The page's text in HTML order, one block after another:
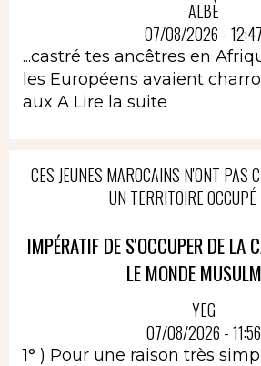
ALBÈ
07/08/2026 - 12:47
...castré tes ancêtres en
les Européens avaient
aux A Lire la suite
CES JEUNES MAROCAINS N'ONT PAS
UN TERRITOIRE OCCUPÉ
IMPÉRATIF DE S'OCCUPER DE LA
LE MONDE
YEG
07/08/2026 - 11:56
1° ) Pour une raison très